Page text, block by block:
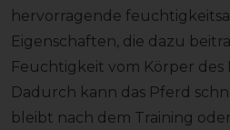
hervorragende
Eigenschaften, die dazu
Feuchtigkeit vom Körper
Dadurch kann das Pferd
bleibt nach dem Training